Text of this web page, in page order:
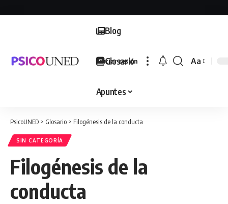
Blog
Glosario
Apuntes
Iniciar sesión
Font
Aa
PsicoUNED > Glosario > Filogénesis de la conducta
SIN CATEGORÍA
Filogénesis de la
conducta